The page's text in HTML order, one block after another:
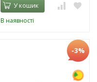
У кошик
В наявності
-3%